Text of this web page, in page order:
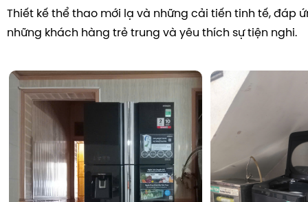
Thiết kế thể thao mới lạ và những cải tiến tinh tế, đáp
những khách hàng trẻ trung và yêu thích sự tiện nghi.